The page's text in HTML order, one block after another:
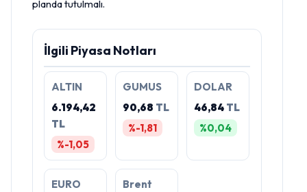
planda tutulmalı.
İlgili Piyasa Notları
ALTIN
6.194,42
TL
%-1,05
GUMUS
90,68 TL
%-1,81
DOLAR
46,84 TL
%0,04
EURO
Brent